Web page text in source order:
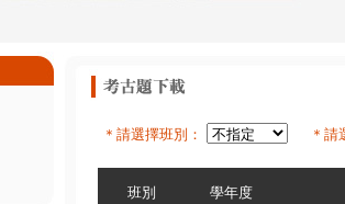
＊請選擇班別： ＊請
班別 學年度